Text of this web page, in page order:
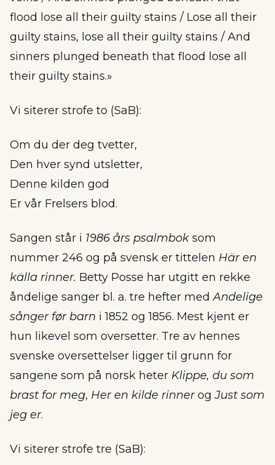
flood lose all their guilty stains / Lose all their
guilty stains, lose all their guilty stains / And
sinners plunged beneath that flood lose all
their guilty stains.»
Vi siterer strofe to (SaB):
Om du der deg tvetter,
Den hver synd utsletter,
Denne kilden god
Er vår Frelsers blod.
Sangen står i 1986 års psalmbok som
nummer 246 og på svensk er tittelen Här en
källa rinner. Betty Posse har utgitt en rekke
åndelige sanger bl. a. tre hefter medAndelige
sånger før barn i 1852 og 1856. Mest kjent er
hun likevel som oversetter. Tre av hennes
svenske oversettelser ligger til grunn for
sangene som på norsk heter Klippe, du som
brast for meg, Her en kilde rinnerogJust som
jeg er.
Vi siterer strofe tre (SaB):